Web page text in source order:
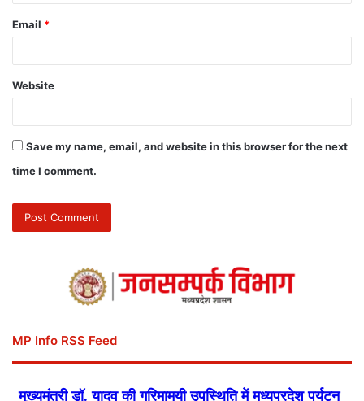
Email *
Website
Save my name, email, and website in this browser for the next
time I comment.
MP Info RSS Feed